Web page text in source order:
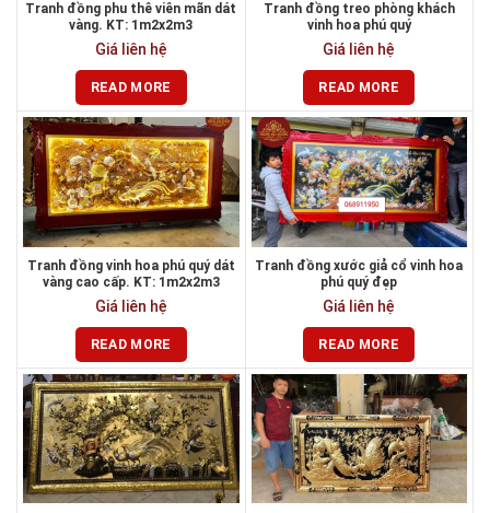
Tranh đồng phu thê viên mãn dát
vàng. KT: 1m2x2m3
Giá liên hệ
READ MORE
Tranh đồng treo phòng khách
vinh hoa phú quý
Giá liên hệ
READ MORE
Tranh đồng vinh hoa phú quý dát
vàng cao cấp. KT: 1m2x2m3
Giá liên hệ
READ MORE
Tranh đồng xước giả cổ vinh hoa
phú quý đẹp
Giá liên hệ
READ MORE